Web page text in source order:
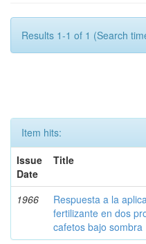
Results 1-1 of 1 (Search
Item hits:
Issue
Date
Title
1966
Respuesta a la
fertilizante en dos
cafetos bajo sombra